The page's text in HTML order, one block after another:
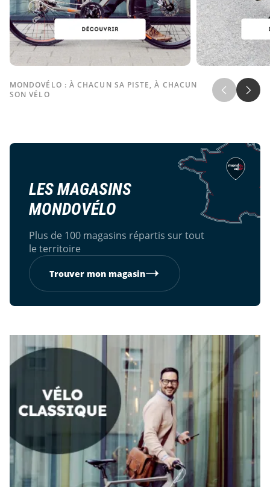
MONDOVÉLO : À CHACUN SA PISTE, À CHACUN
SON VÉLO
LES MAGASINS
MONDOVÉLO
Plus de 100 magasins répartis sur tout
le territoire
Trouver mon magasin